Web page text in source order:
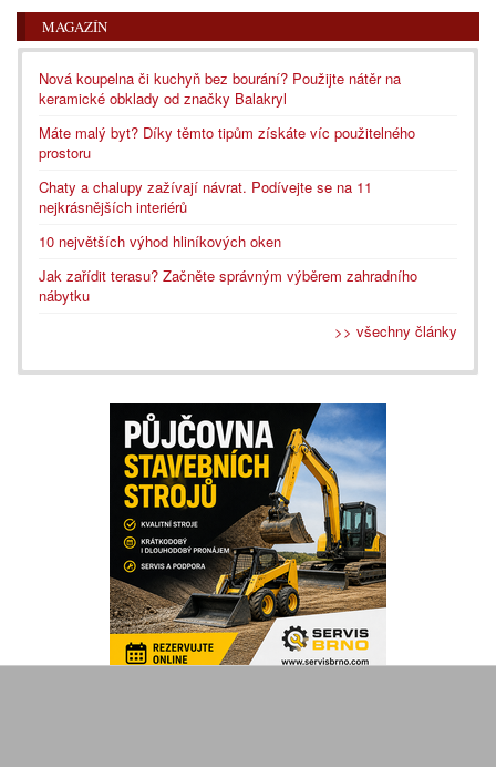
MAGAZÍN
Nová koupelna či kuchyň bez bourání? Použijte nátěr na
keramické obklady od značky Balakryl
Máte malý byt? Díky těmto tipům získáte víc použitelného
prostoru
Chaty a chalupy zažívají návrat. Podívejte se na 11
nejkrásnějších interiérů
10 největších výhod hliníkových oken
Jak zařídit terasu? Začněte správným výběrem zahradního
nábytku
>> všechny články